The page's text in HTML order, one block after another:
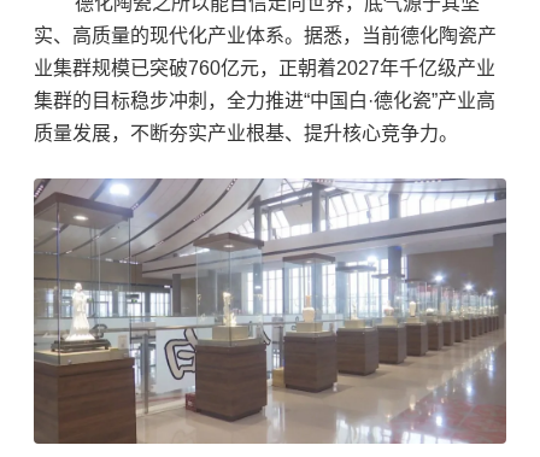
实、高质量的现代化产业体系。据悉，当前德化陶瓷产
业集群规模已突破760亿元，正朝着2027年千亿级产业
集群的目标稳步冲刺，全力推进“中国白·德化瓷”产业高
质量发展，不断夯实产业根基、提升核心竞争力。